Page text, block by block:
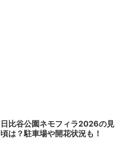
日比谷公園ネモフィラ2026の見
頃は？駐車場や開花状況も！